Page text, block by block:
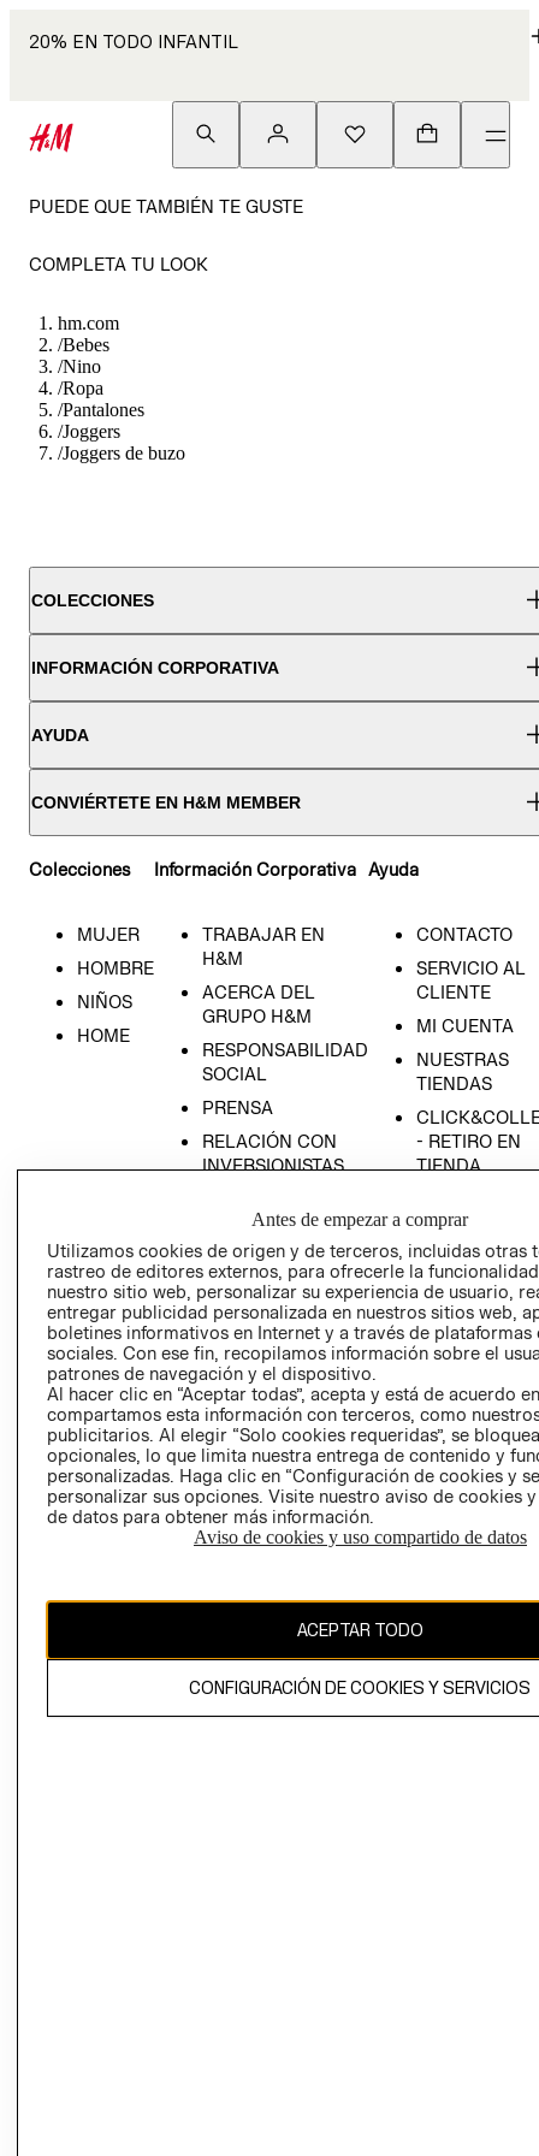
20% EN TODO INFANTIL
PUEDE QUE TAMBIÉN TE GUSTE
COMPLETA TU LOOK
hm.com
/Bebes
/Nino
/Ropa
/Pantalones
/Joggers
/Joggers de buzo
COLECCIONES
INFORMACIÓN CORPORATIVA
AYUDA
CONVIÉRTETE EN H&M MEMBER
Colecciones
MUJER
HOMBRE
NIÑOS
HOME
Información Corporativa
TRABAJAR EN
H&M
ACERCA DEL
GRUPO H&M
RESPONSABILIDAD
SOCIAL
PRENSA
RELACIÓN CON
INVERSIONISTAS
EMPRESARIAL
Ayuda
CONTACTO
SERVICIO AL
CLIENTE
MI CUENTA
NUESTRAS
TIENDAS
- RETIRO EN
TIENDA
CONDICIONES
AVISO DE
PRIVACIDAD
GIFT CARD
AVISO DE
El contenido de esta página web está protegido por copyright y es
Antes de empezar a comprar
Utilizamos cookies de origen y de terceros, incluidas otras
rastreo de editores externos, para ofrecerle la
nuestro sitio web, personalizar su experiencia de usuario,
entregar publicidad personalizada en nuestros sitios web,
boletines informativos en Internet y a través de plataformas
sociales. Con ese fin, recopilamos información sobre el
patrones de navegación y el dispositivo.
Al hacer clic en “Aceptar todas”, acepta y está de acuerdo
compartamos esta información con terceros, como
publicitarios. Al elegir “Solo cookies requeridas”, se
opcionales, lo que limita nuestra entrega de contenido y
personalizadas. Haga clic en “Configuración de cookies y
personalizar sus opciones. Visite nuestro aviso de cookies
de datos para obtener más información.
Aviso de cookies y uso compartido de datos
ACEPTAR TODO
CONFIGURACIÓN DE COOKIES Y SERVICIOS